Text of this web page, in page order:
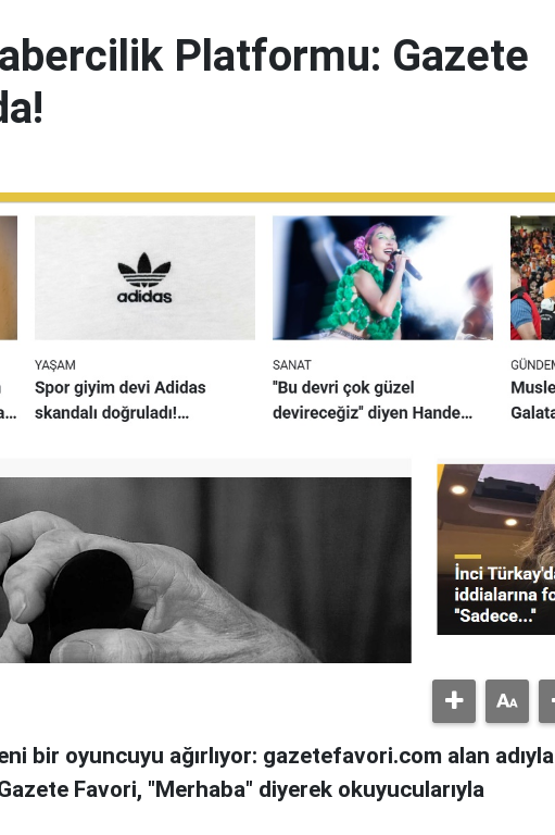
Platformu: Gazete
bir oyuncuyu ağırlıyor: gazetefavori.com alan adıyla
Favori, "Merhaba" diyerek okuyucularıyla